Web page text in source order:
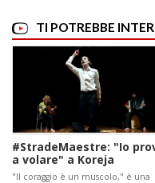
TI POTREBBE
#StradeMaestre: "Io
a volare" a Koreja
"Il coraggio è un muscolo," è una